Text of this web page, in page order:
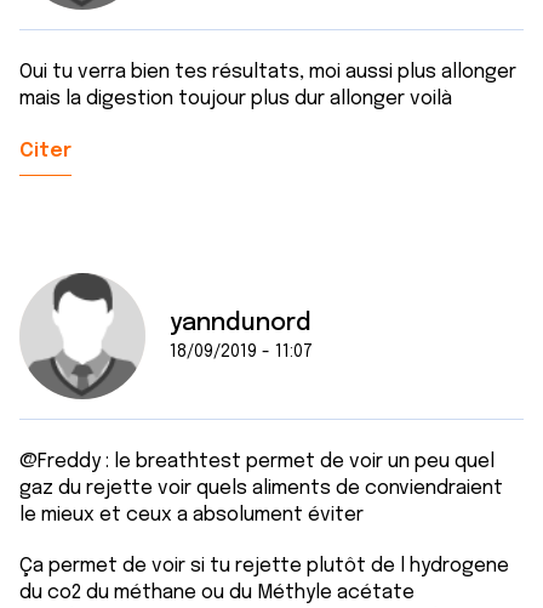
Oui tu verra bien tes résultats, moi aussi plus allonger
mais la digestion toujour plus dur allonger voilà
Citer
yanndunord
18/09/2019 - 11:07
@Freddy : le breathtest permet de voir un peu quel
gaz du rejette voir quels aliments de conviendraient
le mieux et ceux a absolument éviter
Ça permet de voir si tu rejette plutôt de l hydrogene
du co2 du méthane ou du Méthyle acétate